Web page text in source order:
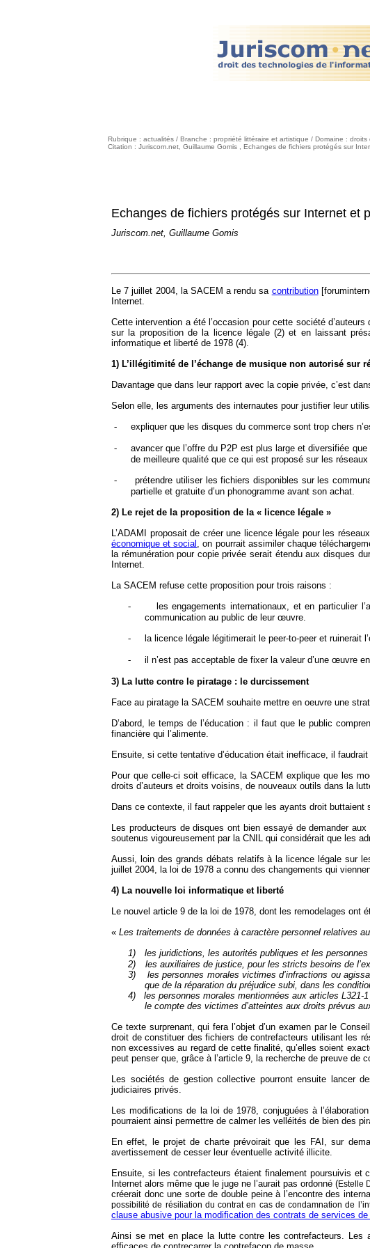
Rubrique : actualités / Branche : propriété littéraire et artistique / Domaine :
Citation : Juriscom.net, Guillaume Gomis , Echanges de fichiers protégés sur
Echanges de fichiers protégés sur Internet et
Juriscom.net, Guillaume Gomis
Le 7 juillet 2004, la SACEM a rendu sa contribution
Internet.
Cette intervention a été l’occasion pour cette société
sur la proposition de la licence légale (2) et en laissant
informatique et liberté de 1978 (4).
1) L’illégitimité de l’échange de musique non autorisé sur
Davantage que dans leur rapport avec la copie privée, c’est
Selon elle, les arguments des internautes pour justifier leur
-
expliquer que les disques du commerce sont trop chers
-
avancer que l’offre du P2P est plus large et diversifiée
de meilleure qualité que ce qui est proposé sur les
-
prétendre utiliser les fichiers disponibles sur les
partielle et gratuite d’un phonogramme avant son achat.
2) Le rejet de la proposition de la « licence légale »
L’ADAMI proposait de créer une licence légale pour les
économique et social , on pourrait assimiler chaque
la rémunération pour copie privée serait étendu aux disques
Internet.
La SACEM refuse cette proposition pour trois raisons :
-
les engagements internationaux, et en particulier
communication au public de leur œuvre.
-
la licence légale légitimerait le peer-to-peer et ruinerait
- il n’est pas acceptable de fixer la valeur d’une œuvre
3) La lutte contre le piratage : le durcissement
Face au piratage la SACEM souhaite mettre en oeuvre une
D’abord, le temps de l’éducation : il faut que le public
financière qui l’alimente.
Ensuite, si cette tentative d’éducation était inefficace, il
Pour que celle-ci soit efficace, la SACEM explique que les
droits d’auteurs et droits voisins, de nouveaux outils dans la
Dans ce contexte, il faut rappeler que les ayants droit
Les producteurs de disques ont bien essayé de demander
soutenus vigoureusement par la CNIL qui considérait que les
Aussi, loin des grands débats relatifs à la licence légale sur
juillet 2004, la loi de 1978 a connu des changements qui
4) La nouvelle loi informatique et liberté
Le nouvel article 9 de la loi de 1978, dont les remodelages ont
« Les traitements de données à caractère personnel relatives
1)
les juridictions, les autorités publiques et les
2)
les auxiliaires de justice, pour les stricts besoins de
3)
les personnes morales victimes d’infractions ou
que de la réparation du préjudice subi, dans les
4)les personnes morales mentionnées aux articles
le compte des victimes d’atteintes aux droits prévus
Ce texte surprenant, qui fera l’objet d’un examen par le
droit de constituer des fichiers de contrefacteurs utilisant les
non excessives au regard de cette finalité, qu’elles soient
peut penser que, grâce à l’article 9, la recherche de preuve de
Les sociétés de gestion collective pourront ensuite lancer
judiciaires privés.
Les modifications de la loi de 1978, conjuguées à
pourraient ainsi permettre de calmer les velléités de bien des
En effet, le projet de charte prévoirait que les FAI, sur
avertissement de cesser leur éventuelle activité illicite.
Ensuite, si les contrefacteurs étaient finalement poursuivis et
Internet alors même que le juge ne l’aurait pas ordonné (Estelle
créerait donc une sorte de double peine à l’encontre des
possibilité de résiliation du contrat en cas de condamnation de
clause abusive pour la modification des contrats de services
Ainsi se met en place la lutte contre les contrefacteurs. Les